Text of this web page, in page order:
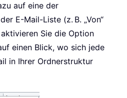
auf eine der
E-Mail-Liste (z. B. „Von“
Sie die Option
einen Blick, wo sich jede
in Ihrer Ordnerstruktur